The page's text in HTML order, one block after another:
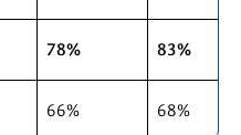
78% 83%
66% 68%